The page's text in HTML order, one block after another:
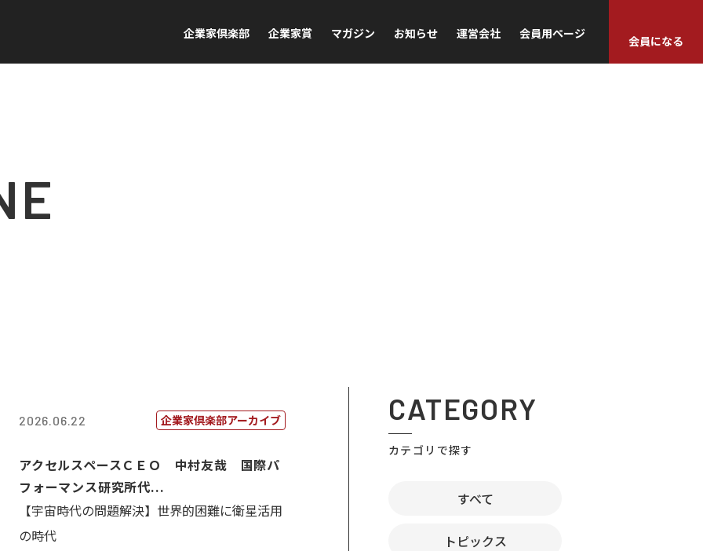
企業家倶楽部 企業家賞 マガジン お知らせ 運営会社 会員用ページ
会員になる
2026.06.22 企業家倶楽部アーカイブ
アクセルスペースＣＥＯ 中村友哉 国際パ
フォーマンス研究所代...
【宇宙時代の問題解決】世界的困難に衛星活用
の時代
CATEGORY
カテゴリで探す
すべて
トピックス